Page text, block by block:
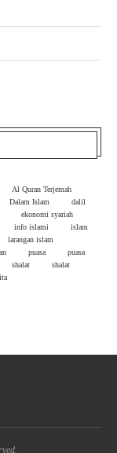
Al Quran Terjemah
Dalam Islam
dalil
ekonomi syariah
info islami
islam
larangan islam
puasa
puasa
shalat
shalat